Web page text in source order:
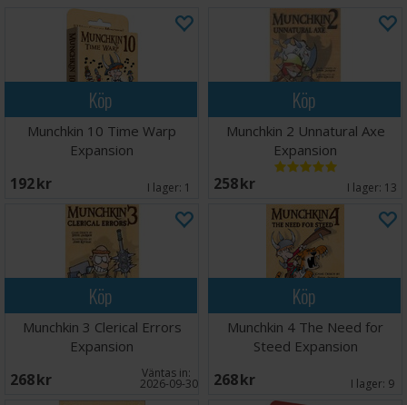
Köp
Munchkin 10 Time Warp
Expansion
192 SEK I lager: 1
Köp
Munchkin 2 Unnatural Axe
Expansion
258 SEK I lager: 13
Köp
Munchkin 3 Clerical Errors
Expansion
268 SEK Väntas in:
2026-09-30
Köp
Munchkin 4 The Need for
Steed Expansion
268 SEK I lager: 9